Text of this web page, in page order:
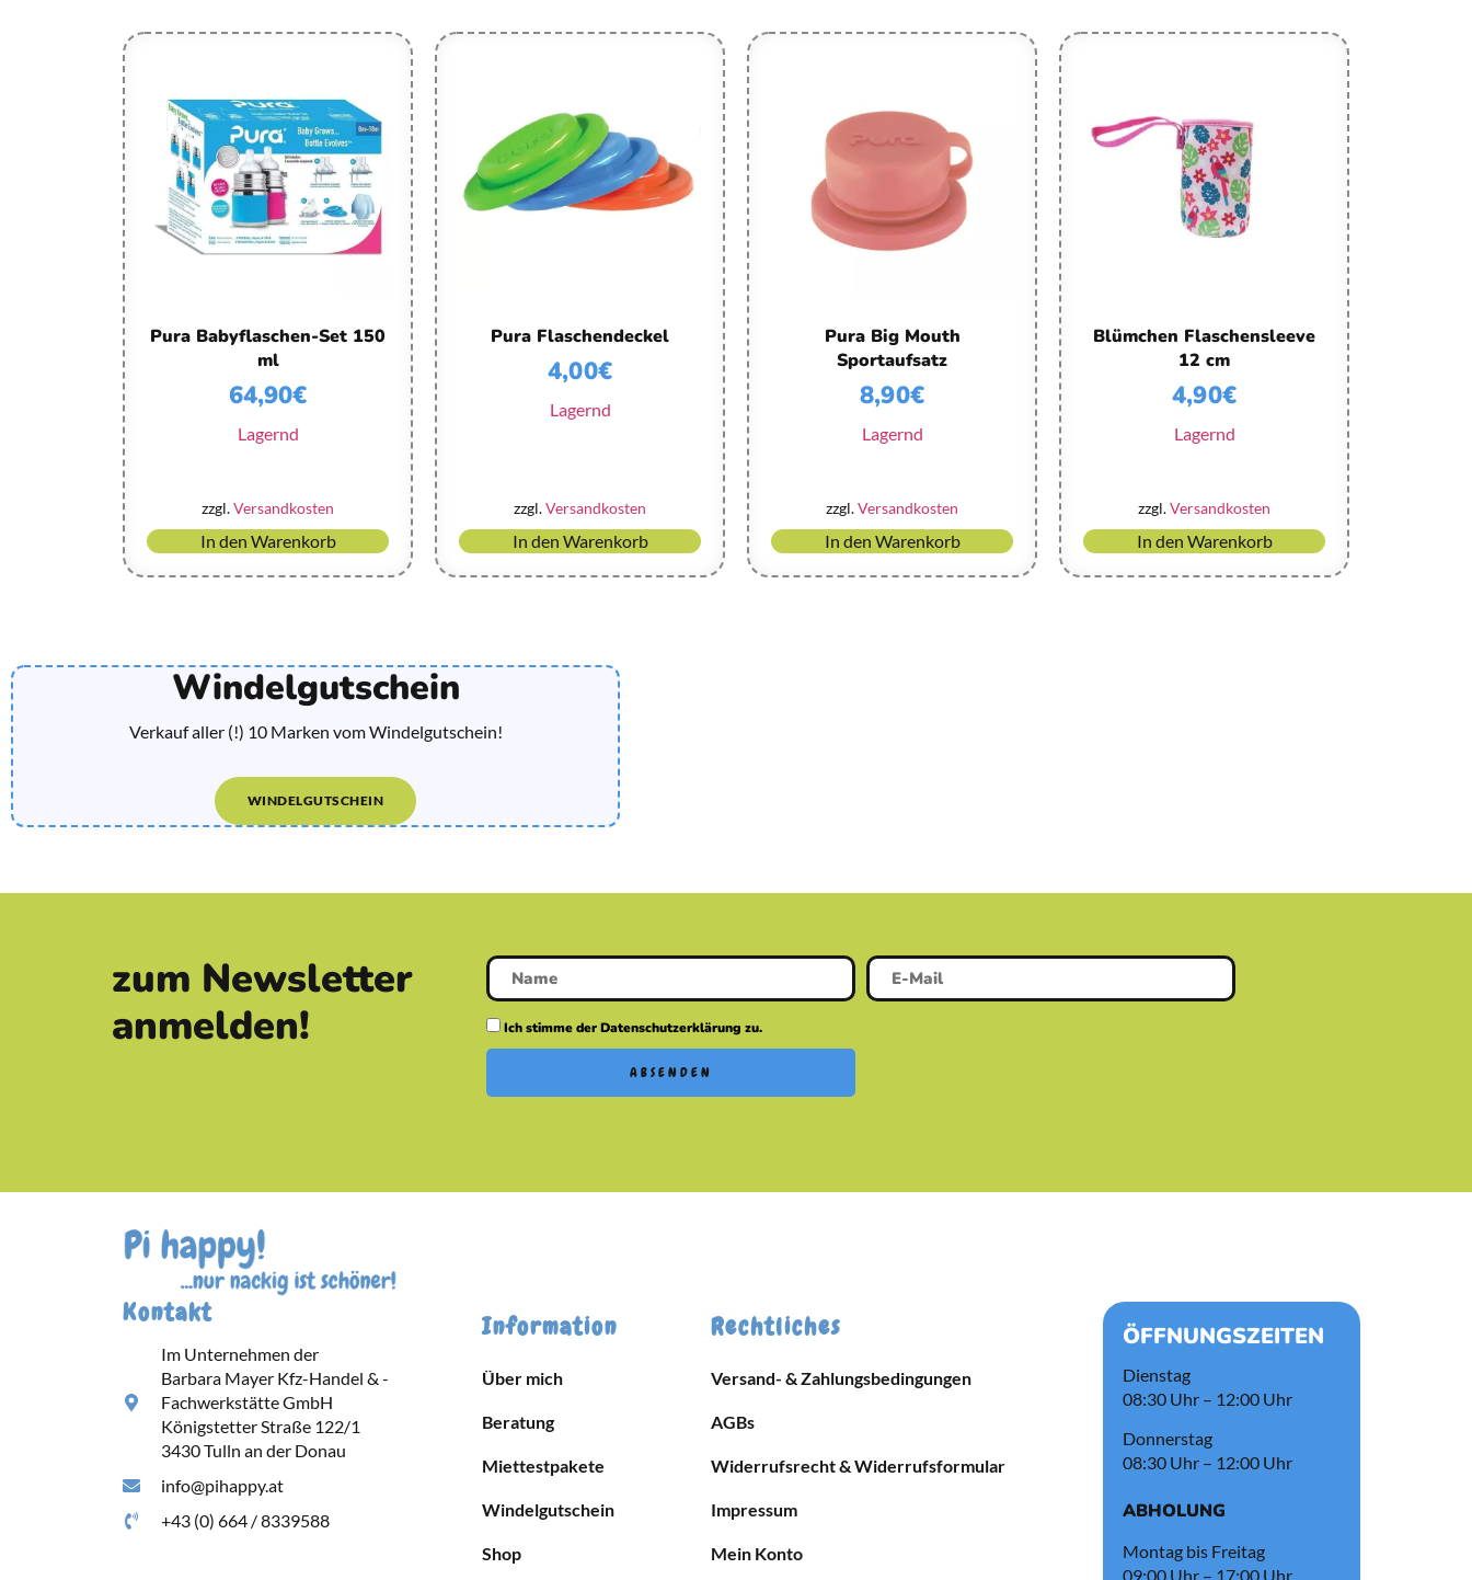
Pura Babyflaschen-Set 150
ml
64,90€
Lagernd
zzgl.Versandkosten
In den Warenkorb
Pura Flaschendeckel
4,00€
Lagernd
zzgl.Versandkosten
In den Warenkorb
Pura Big Mouth
Sportaufsatz
8,90€
Lagernd
zzgl.Versandkosten
In den Warenkorb
Blümchen Flaschensleeve
12 cm
4,90€
Lagernd
zzgl.Versandkosten
In den Warenkorb
Windelgutschein
Verkauf aller (!) 10 Marken vom Windelgutschein!
WINDELGUTSCHEIN
zum Newsletter
anmelden!
Ich stimme der Datenschutzerklärung zu.
ABSENDEN
Kontakt
Im Unternehmen der
Barbara Mayer Kfz-Handel & -
Fachwerkstätte GmbH
Königstetter Straße 122/1
3430 Tulln an der Donau
info@pihappy.at
+43 (0) 664 / 8339588
Information
Über mich
Beratung
Miettestpakete
Windelgutschein
Shop
Rechtliches
Versand- & Zahlungsbedingungen
AGBs
Widerrufsrecht & Widerrufsformular
Impressum
Mein Konto
ÖFFNUNGSZEITEN
Dienstag
08:30 Uhr – 12:00 Uhr
Donnerstag
08:30 Uhr – 12:00 Uhr
ABHOLUNG
Montag bis Freitag
09:00 Uhr – 17:00 Uhr